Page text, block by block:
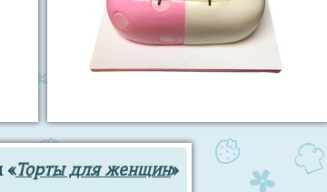
«Торты для женщин»